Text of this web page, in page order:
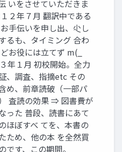
いをさせていただきま
２年７月 翻訳中である
手伝いを申し出、尐し
るも、タイミング 合わ
お役には立てず m(_
年１月 初校開始。全力
、調査、指摘etc その
め、前章読破（一部パ
査読の効果 ⇒ 図書費が
った 普段、読書にあて
ほぼすべ てを、本書の
ため、他の本 を全然買
です、この期間。